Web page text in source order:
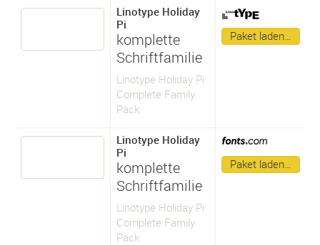
Linotype Holiday
Pi
komplette
Schriftfamilie
Linotype Holiday Pi
Complete Family
Pack
Paket laden…
Linotype Holiday
Pi
komplette
Schriftfamilie
Linotype Holiday Pi
Complete Family
Pack
Paket laden…